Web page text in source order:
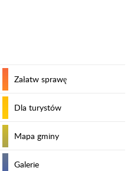
Załatw sprawę
Dla turystów
Mapa gminy
Galerie